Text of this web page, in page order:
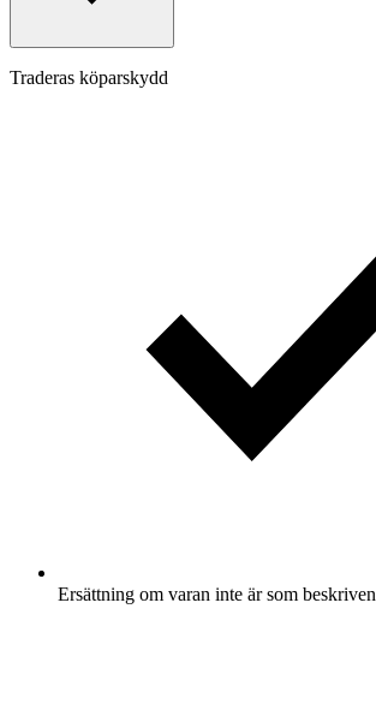
Traderas köparskydd
Ersättning om varan inte är som beskriven